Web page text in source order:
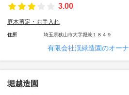
3.00
庭木剪定・お手入れ
住所 埼玉県狭山市大字堀兼１８４９
有限会社渓緑造園のオー
堀越造園